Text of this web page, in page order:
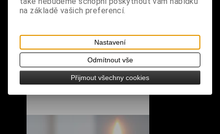
na základě vašich preferencí.
Nastavení
Odmítnout vše
Přijmout všechny cookies